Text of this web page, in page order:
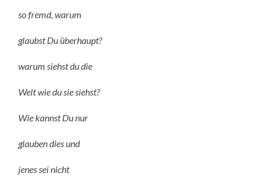
so fremd, warum
glaubst Du überhaupt?
warum siehst du die
Welt wie du sie siehst?
Wie kannst Du nur
glauben dies und
jenes sei nicht